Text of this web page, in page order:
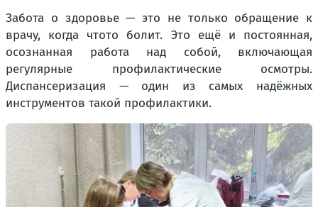
Забота о здоровье — это не только обращение к
врачу, когда чтото болит. Это ещё и постоянная,
осознанная работа над собой, включающая
регулярные профилактические осмотры.
Диспансеризация — один из самых надёжных
инструментов такой профилактики.